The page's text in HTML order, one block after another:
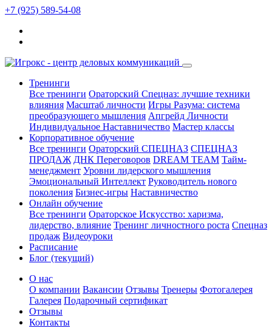
+7 (925) 589-54-08
Тренинги
Все тренинги Ораторский Спецназ: лучшие техники
влияния Масштаб личности Игры Разума: система
преобразующего мышления Апгрейд Личности
Индивидуальное Наставничество Мастер классы
Корпоративное обучение
Все тренинги Ораторский СПЕЦНАЗ СПЕЦНАЗ
ПРОДАЖ ДНК Переговоров DREAM TEAM Тайм-
менеджмент Уровни лидерского мышления
Эмоциональный Интеллект Руководитель нового
поколения Бизнес-игры Наставничество
Онлайн обучение
Все тренинги Ораторское Искусство: харизма,
лидерство, влияние Тренинг личностного роста Спецназ
продаж Видеоуроки
Расписание
Блог (текущий)
О нас
О компании Вакансии Отзывы Тренеры Фотогалерея
Галерея Подарочный сертификат
Отзывы
Контакты